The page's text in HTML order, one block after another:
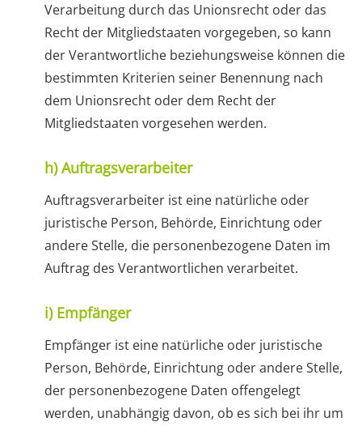
Verarbeitung durch das Unionsrecht oder das
Recht der Mitgliedstaaten vorgegeben, so kann
der Verantwortliche beziehungsweise können die
bestimmten Kriterien seiner Benennung nach
dem Unionsrecht oder dem Recht der
Mitgliedstaaten vorgesehen werden.
h) Auftragsverarbeiter
Auftragsverarbeiter ist eine natürliche oder
juristische Person, Behörde, Einrichtung oder
andere Stelle, die personenbezogene Daten im
Auftrag des Verantwortlichen verarbeitet.
i) Empfänger
Empfänger ist eine natürliche oder juristische
Person, Behörde, Einrichtung oder andere Stelle,
der personenbezogene Daten offengelegt
werden, unabhängig davon, ob es sich bei ihr um